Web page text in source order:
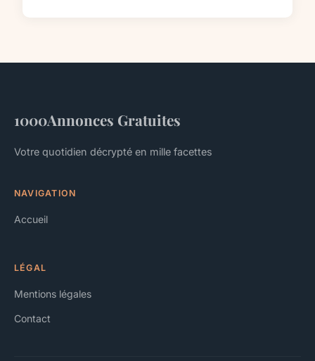
1000Annonces Gratuites
Votre quotidien décrypté en mille facettes
NAVIGATION
Accueil
LÉGAL
Mentions légales
Contact